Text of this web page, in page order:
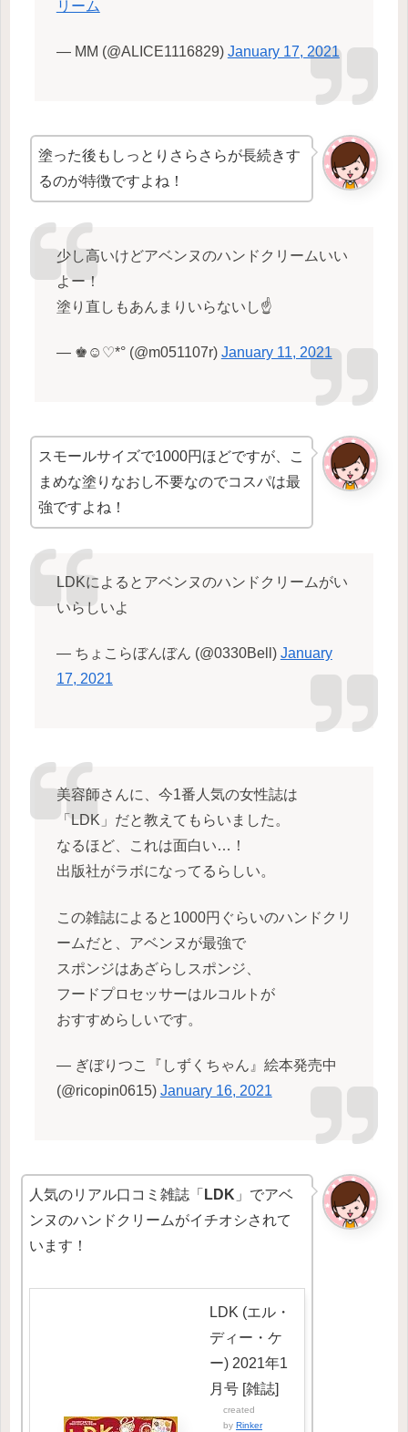
リーム
— MM (@ALICE1116829) January 17, 2021
塗った後もしっとりさらさらが長続きす
るのが特徴ですよね！
少し高いけどアベンヌのハンドクリームいい
よー！
塗り直しもあんまりいらないし☝️
— ♚☺︎♡*° (@m051107r) January 11, 2021
スモールサイズで1000円ほどですが、こ
まめな塗りなおし不要なのでコスパは最
強ですよね！
LDKによるとアベンヌのハンドクリームがい
いらしいよ
— ちょこらぼんぼん (@0330Bell) January
17, 2021
美容師さんに、今1番人気の女性誌は
「LDK」だと教えてもらいました。
なるほど、これは面白い…！
出版社がラボになってるらしい。
この雑誌によると1000円ぐらいのハンドクリ
ームだと、アベンヌが最強で
スポンジはあざらしスポンジ、
フードプロセッサーはルコルトが
おすすめらしいです。
— ぎぼりつこ『しずくちゃん』絵本発売中
(@ricopin0615) January 16, 2021
人気のリアル口コミ雑誌「 LDK 」でアベ
ンヌのハンドクリームがイチオシされて
います！
LDK (エル・
ディー・ケ
ー) 2021年1
月号 [雑誌]
created
byRinker